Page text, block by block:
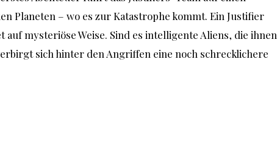
Planeten – wo es zur Katastrophe kommt. Ein Justifier
mysteriöse Weise. Sind es intelligente Aliens, die ihnen
sich hinter den Angriffen eine noch schrecklichere